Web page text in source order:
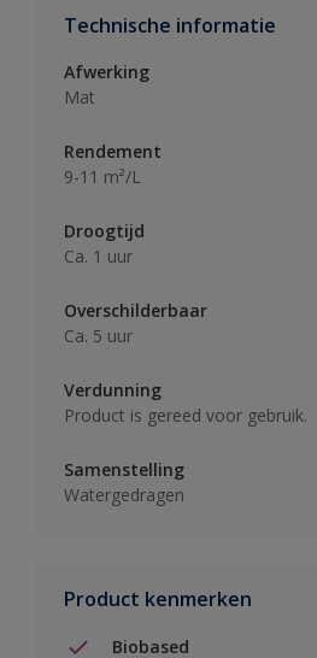
Technische informatie
Afwerking
Mat
Rendement
9-11 m²/L
Droogtijd
Ca. 1 uur
Overschilderbaar
Ca. 5 uur
Verdunning
Product is gereed voor gebruik.
Samenstelling
Watergedragen
Product kenmerken
Biobased